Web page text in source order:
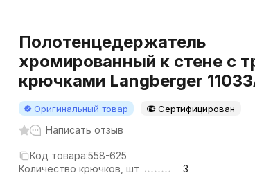
Полотенцедержатель
хромированный к стене с
крючками Langberger
Оригинальный товар Сертифицирован
Написать отзыв
Код товара:558-625
Количество крючков, шт
3